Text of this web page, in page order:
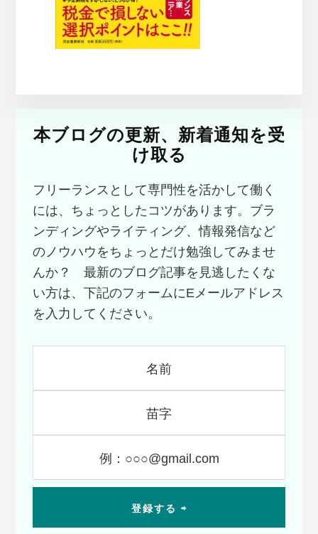
本ブログの更新、新着通知を受
け取る
フリーランスとして専門性を活かして働く
には、ちょっとしたコツがあります。ブラ
ンディングやライティング、情報発信など
のノウハウをちょっとだけ勉強してみませ
んか？ 最新のブログ記事を見逃したくな
い方は、下記のフォームにEメールアドレス
を入力してください。